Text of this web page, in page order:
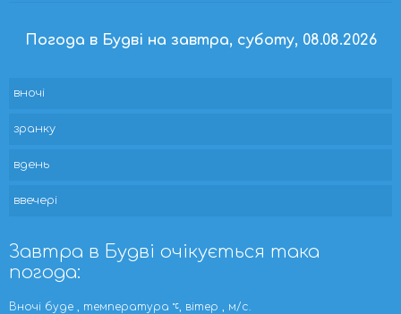
Погода в Будві на завтра, суботу, 08.08.2026
вночі
зранку
вдень
ввечері
Завтра в Будві очікується така
погода:
Вночі буде , температура
, вітер , м/с.